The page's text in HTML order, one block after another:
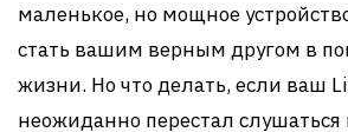
маленькое, но мощное
стать вашим верным другом в
жизни. Но что делать, если ваш
неожиданно перестал слушаться